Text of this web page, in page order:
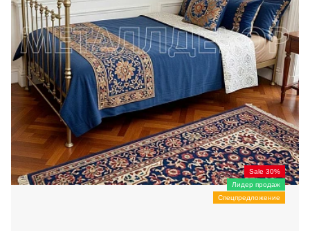
Sale 30%
Лидер продаж
Спецпредложение